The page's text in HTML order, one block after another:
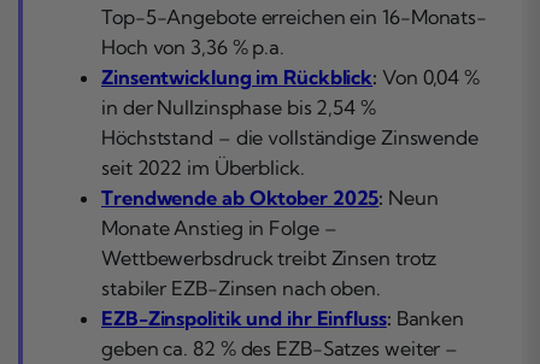
Top-5-Angebote erreichen ein 16-Monats-
Hoch von 3,36 % p.a.
Zinsentwicklung im Rückblick: Von 0,04 %
in der Nullzinsphase bis 2,54 %
Höchststand – die vollständige Zinswende
seit 2022 im Überblick.
Trendwende ab Oktober 2025: Neun
Monate Anstieg in Folge –
Wettbewerbsdruck treibt Zinsen trotz
stabiler EZB-Zinsen nach oben.
EZB-Zinspolitik und ihr Einfluss: Banken
geben ca. 82 % des EZB-Satzes weiter –